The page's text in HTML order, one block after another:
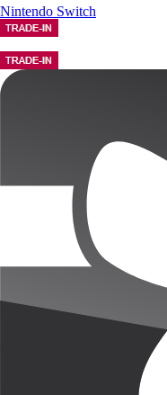
Nintendo Switch